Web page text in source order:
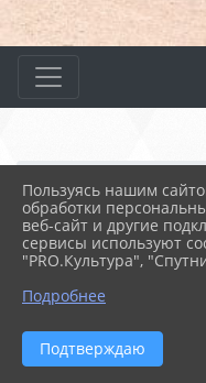
Главная
День студента в
27.01.2026 05:43
ДЕНЬ СТУДЕНТА
Пользуясь нашим
обработки
веб-сайт и другие
сервисы используют
"PRO.Культура",
Подробнее
Подтверждаю